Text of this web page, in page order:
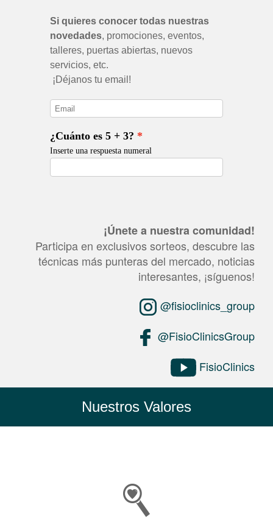
¡Únete a nuestra comunidad!
Participa en exclusivos sorteos, descubre las
técnicas más punteras del mercado, noticias
interesantes, ¡síguenos!
@fisioclinics_group
@FisioClinicsGroup
FisioClinics
Nuestros Valores